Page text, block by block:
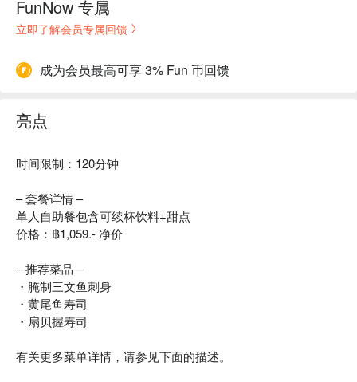
FunNow 专属
立即了解会员专属回馈
成为会员最高可享 3% Fun 币回馈
亮点
时间限制：120分钟
– 套餐详情 –
单人自助餐包含可续杯饮料+甜点
价格：฿1,059.- 净价
– 推荐菜品 –
・腌制三文鱼刺身
・黄尾鱼寿司
・扇贝握寿司
有关更多菜单详情，请参见下面的描述。